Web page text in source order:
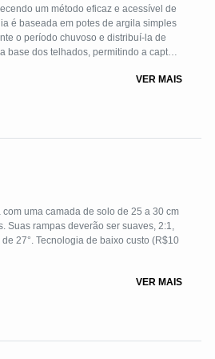
um método eficaz e acessível de
é baseada em potes de argila simples
o período chuvoso e distribuí-la de
dos telhados, permitindo a captura
assegurando que esteja sempre
hortas pedagógicas,
VER MAIS
uma camada de solo de 25 a 30 cm
rampas deverão ser suaves, 2:1,
27°. Tecnologia de baixo custo (R$10
VER MAIS